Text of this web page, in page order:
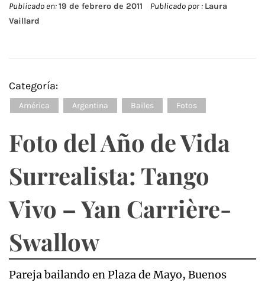
Publicado en:19 de febrero de 2011 Publicado por : Laura
Vaillard
Categoría:
América Argentina Bailes Fotos
Foto del Año de Vida
Surrealista: Tango
Vivo – Yan Carrière-
Swallow
Pareja bailando en Plaza de Mayo, Buenos